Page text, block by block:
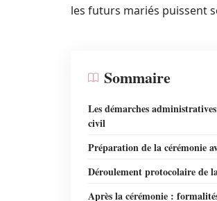
les futurs mariés puissent
Sommaire
Les démarches
civil
Préparation de la cérémonie
Déroulement protocolaire de
Après la cérémonie :